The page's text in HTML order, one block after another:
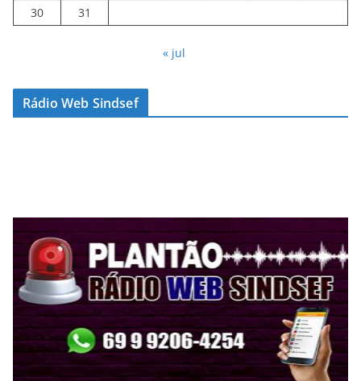
30
31
« jul
Rádio Web Sindsef